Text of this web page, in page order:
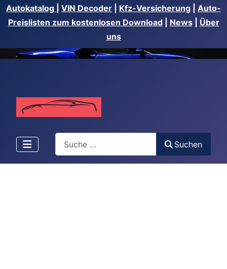
Autokatalog VIN Decoder Kfz-Versicherung
Auto-
Preislisten zum kostenlosen Download| News| Über
uns
Suchen